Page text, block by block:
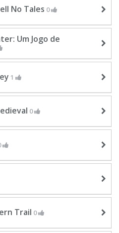
No Tales 0
Um Jogo de
1
0
Trail 0